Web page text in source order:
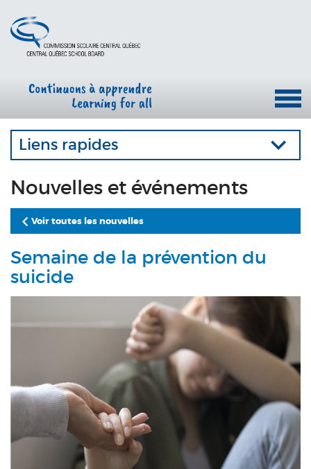
Liens rapides
Nouvelles et événements
Voir toutes les nouvelles
Semaine de la prévention du
suicide